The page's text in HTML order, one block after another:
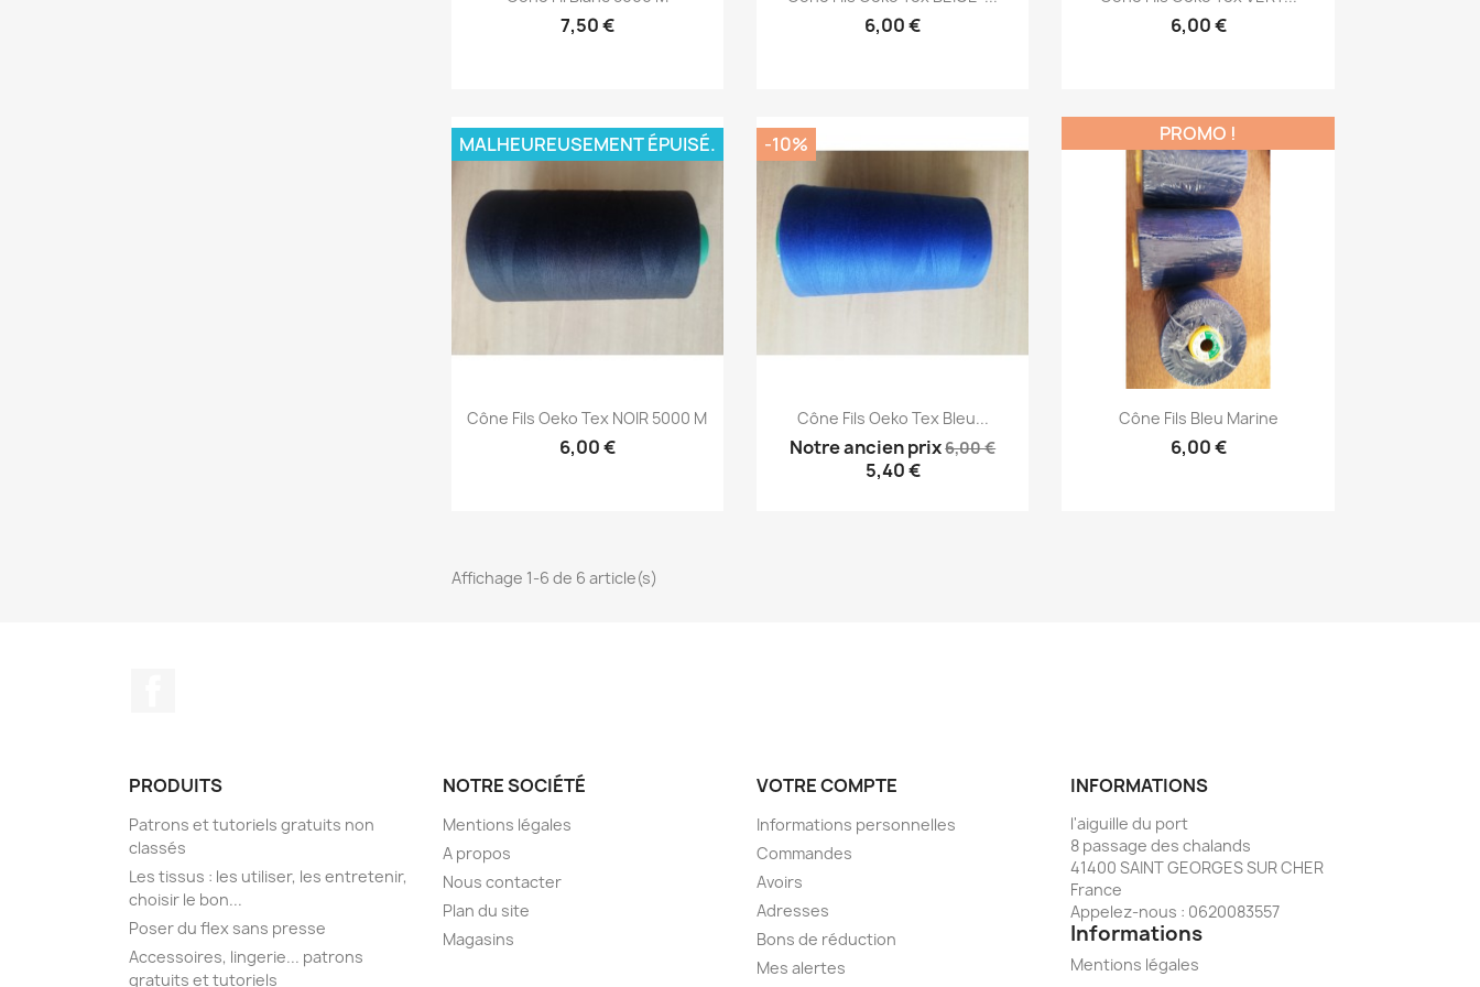
7,50 € 6,00 € 6,00 €
Aperçu rapide
Cône Fils Oeko Tex NOIR 5000 M
6,00 €
MALHEUREUSEMENT ÉPUISÉ.
Aperçu rapide
Cône Fils Oeko Tex Bleu...
Notre ancien prix6,00 €
5,40 €
-10%
Aperçu rapide
Cône Fils Bleu Marine
6,00 €
PROMO !
Affichage 1-6 de 6 article(s)
PRODUITS
Patrons et tutoriels gratuits non
classés
Les tissus : les utiliser, les entretenir,
choisir le bon...
Poser du flex sans presse
Accessoires, lingerie... patrons
gratuits et tutoriels
NOTRE SOCIÉTÉ
Mentions légales
A propos
Nous contacter
Plan du site
Magasins
VOTRE COMPTE
Informations personnelles
Commandes
Avoirs
Adresses
Bons de réduction
Mes alertes
INFORMATIONS
l'aiguille du port
8 passage des chalands
41400 SAINT GEORGES SUR CHER
France
Appelez-nous : 0620083557
Informations
Mentions légales